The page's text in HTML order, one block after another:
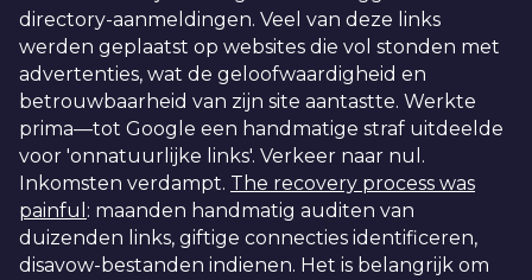
directory-aanmeldingen. Veel van deze links
werden geplaatst op websites die vol stonden met
advertenties, wat de geloofwaardigheid en
betrouwbaarheid van zijn site aantastte. Werkte
prima—tot Google een handmatige straf uitdeelde
voor 'onnatuurlijke links'. Verkeer naar nul.
Inkomsten verdampt. The recovery process was
painful : maanden handmatig auditen van
duizenden links, giftige connecties identificeren,
disavow-bestanden indienen. Het is belangrijk om